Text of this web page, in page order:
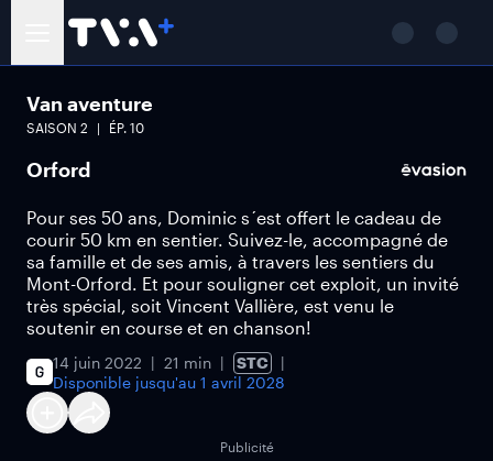
Van aventure
SAISON 2 ÉP. 10
Orford
Pour ses 50 ans, Dominic s´est offert le cadeau de
courir 50 km en sentier. Suivez-le, accompagné de
sa famille et de ses amis, à travers les sentiers du
Mont-Orford. Et pour souligner cet exploit, un invité
très spécial, soit Vincent Vallière, est venu le
soutenir en course et en chanson!
14 juin 2022 21 min
STC
Disponible jusqu'au 1 avril 2028
Publicité